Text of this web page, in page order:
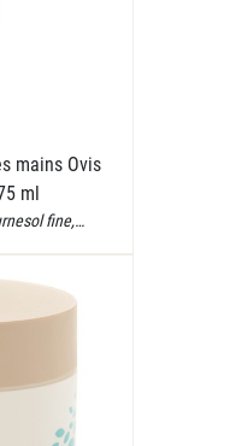
mains Ovis
ml
fine,…